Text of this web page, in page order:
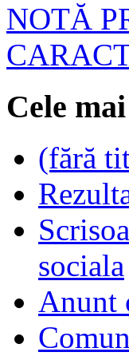
NOTĂ
Cele
(fără
sociala
Anunt